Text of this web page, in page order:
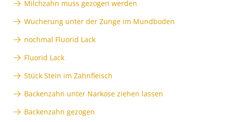
Milchzahn muss gezogen werden
Wucherung unter der Zunge im Mundboden
nochmal Fluorid Lack
Fluorid Lack
Stück Stein im Zahnfleisch
Backenzahn unter Narkose ziehen lassen
Backenzahn gezogen